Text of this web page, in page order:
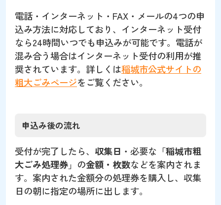
電話・インターネット・FAX・メールの4つの申
込み方法に対応しており、インターネット受付
なら24時間いつでも申込みが可能です。電話が
混み合う場合はインターネット受付の利用が推
奨されています。詳しくは稲城市公式サイトの
粗大ごみページをご覧ください。
申込み後の流れ
受付が完了したら、 収集日 ・必要な「稲城市粗
大ごみ処理券」の金額・枚数などを案内されま
す。案内された金額分の処理券を購入し、収集
日の朝に指定の場所に出します。